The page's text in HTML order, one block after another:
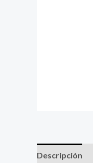
Descripción